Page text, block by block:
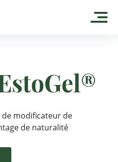
modificateur de
de naturalité